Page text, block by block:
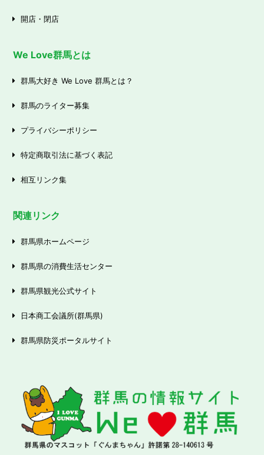
開店・閉店
We Love群馬とは
群馬大好き We Love 群馬とは？
群馬のライター募集
プライバシーポリシー
特定商取引法に基づく表記
相互リンク集
関連リンク
群馬県ホームページ
群馬県の消費生活センター
群馬県観光公式サイト
日本商工会議所(群馬県)
群馬県防災ポータルサイト